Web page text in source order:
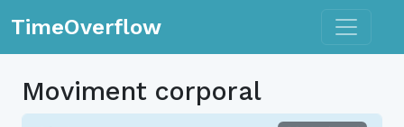
TimeOverflow Toggle
Moviment corporal